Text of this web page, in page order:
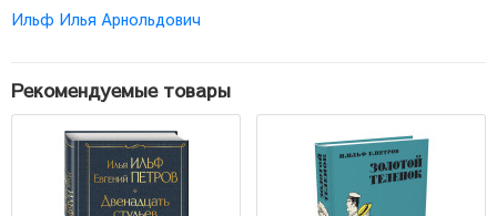
Ильф Илья Арнольдович
Рекомендуемые товары